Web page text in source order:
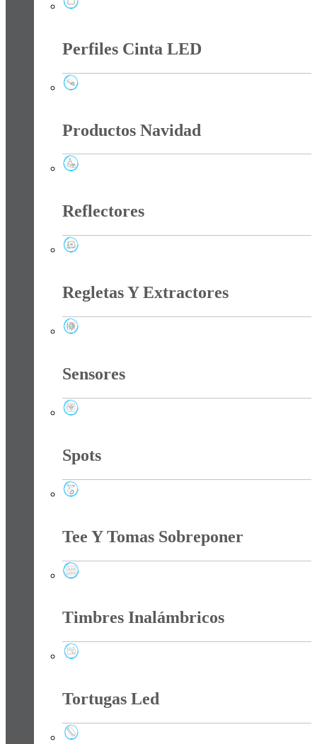
Perfiles Cinta LED
Productos Navidad
Reflectores
Regletas Y Extractores
Sensores
Spots
Tee Y Tomas Sobreponer
Timbres Inalámbricos
Tortugas Led